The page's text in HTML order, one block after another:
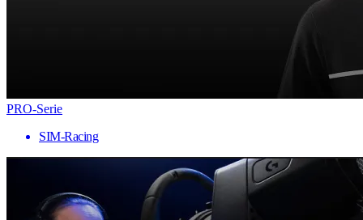
PRO-Serie
SIM-Racing